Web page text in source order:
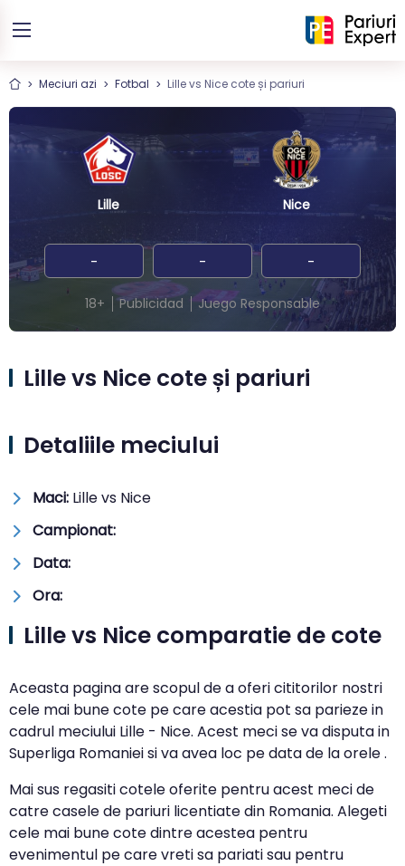
Meciuri azi Fotbal Lille vs Nice cote și pariuri
Lille Nice
- - -
18+ Publicidad Juego Responsable
Lille vs Nice cote și pariuri
Detaliile meciului
Maci: Lille vs Nice
Campionat:
Data:
Ora:
Lille vs Nice comparatie de cote
Aceasta pagina are scopul de a oferi cititorilor nostri
cele mai bune cote pe care acestia pot sa parieze in
cadrul meciului Lille - Nice. Acest meci se va disputa in
Superliga Romaniei si va avea loc pe data de la orele .
Mai sus regasiti cotele oferite pentru acest meci de
catre casele de pariuri licentiate din Romania. Alegeti
cele mai bune cote dintre acestea pentru
evenimentul pe care vreti sa pariati sau pentru